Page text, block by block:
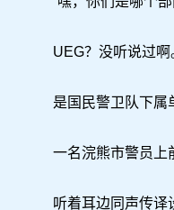
UEG？没听说过啊
是国民警卫队下属
一名浣熊市警员上前
听着耳边同声传译